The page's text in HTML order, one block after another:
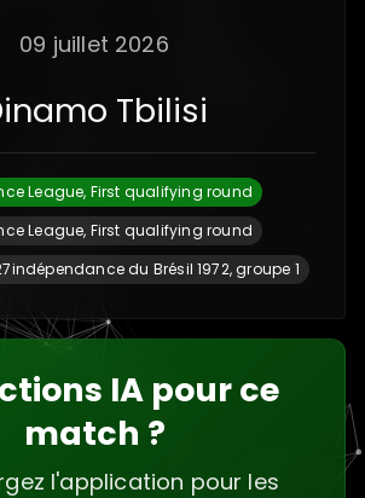
09 juillet 2026
Tbilisi
League, First qualifying round
League, First qualifying round
du Brésil 1972, groupe 1
IA pour ce
match ?
l'application pour les